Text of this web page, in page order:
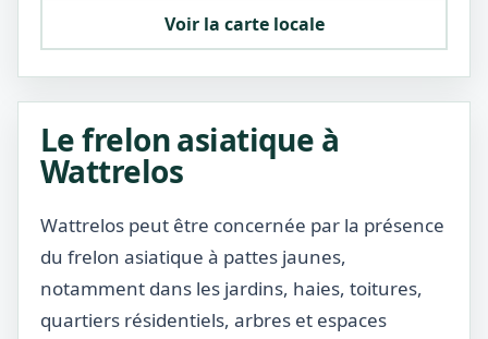
Voir la carte locale
Le frelon asiatique à
Wattrelos
Wattrelos peut être concernée par la présence
du frelon asiatique à pattes jaunes,
notamment dans les jardins, haies, toitures,
quartiers résidentiels, arbres et espaces